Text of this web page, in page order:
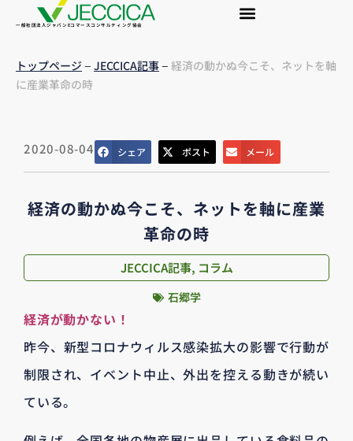
一般社団法人ジャパンEコマースコンサルティング協会
トップページ– JECCICA記事– 経済の動かぬ今こそ、ネットを軸
に産業革命の時
2020-08-04 シェア ポスト メール
経済の動かぬ今こそ、ネットを軸に産業
革命の時
JECCICA記事, コラム
石郷学
経済が動かない！
昨今、新型コロナウィルス感染拡大の影響で行動が
制限され、イベント中止、外出を控える動きが続い
ている。